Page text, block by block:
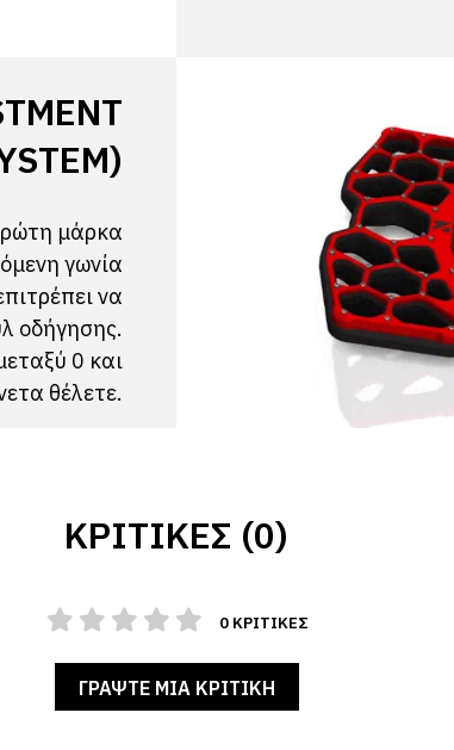
μάρκα
γωνία
να
οδήγησης.
0 και
θέλετε.
ΚΡΙΤΙΚΈΣ (0)
0 ΚΡΙΤΙΚΈΣ
ΓΡΆΨΤΕ ΜΙΑ ΚΡΙΤΙΚΉ